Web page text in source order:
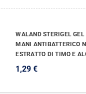
WALAND STERIGEL
MANI ANTIBATTERICO
ESTRATTO DI TIMO E
1,29 €